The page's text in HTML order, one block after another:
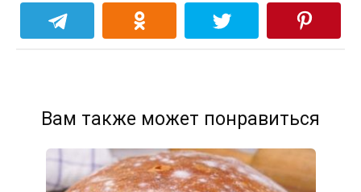
Вам также может понравиться